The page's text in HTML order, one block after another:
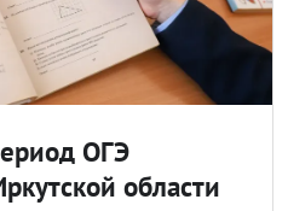
ОГЭ
области